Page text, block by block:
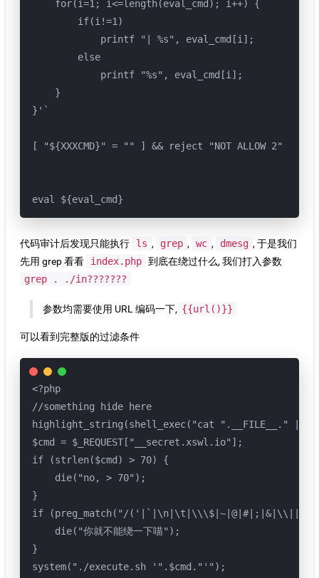
    for(i=1; i<=length(eval_cmd); i++) {
        if(i!=1)
            printf "| %s", eval_cmd[i];
        else
            printf "%s", eval_cmd[i];
    }
}'`
[ "${XXXCMD}" = "" ] && reject "NOT ALLOW 2"
eval ${eval_cmd}
代码审计后发现只能执行 ls , grep , wc , dmesg , 于是我们
先用 grep 看看
index.php 到底在绕过什么, 我们打入参数
grep . ./in???????
参数均需要使用 URL 编码一下, {{url()}}
可以看到完整版的过滤条件
<?php
//something hide here
highlight_string(shell_exec("cat ".__FILE__." |
$cmd = $_REQUEST["__secret.xswl.io"];
if (strlen($cmd) > 70) {
    die("no, > 70");
}
if (preg_match("/('|`|\n|\t|\\\$|~|@|#|;|&|\\||-
    die("你就不能绕一下喵");
}
system("./execute.sh '".$cmd."'");